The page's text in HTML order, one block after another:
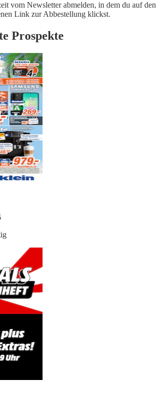
vom Newsletter abmelden, in dem du auf den
Link zur Abbestellung klickst.
Prospekte